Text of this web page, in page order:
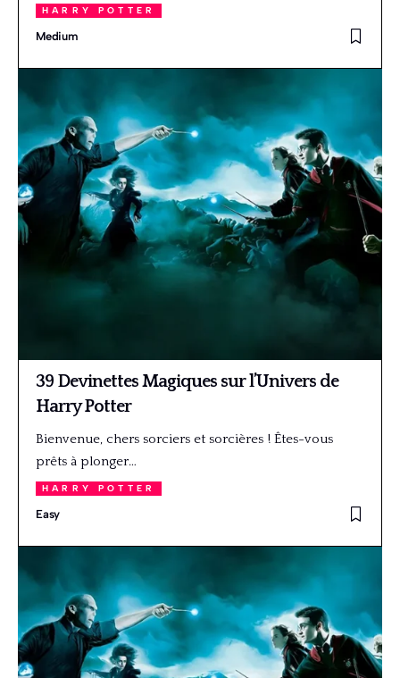
HARRY POTTER
Medium
39 Devinettes Magiques sur l’Univers de
Harry Potter
Bienvenue, chers sorciers et sorcières ! Êtes-vous
prêts à plonger…
HARRY POTTER
Easy